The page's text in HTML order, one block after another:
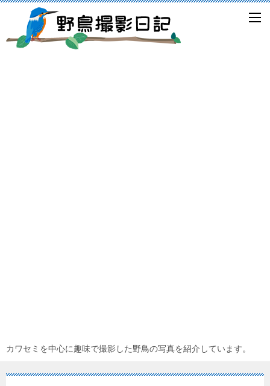
カワセミを中心に趣味で撮影した野鳥の写真を紹介しています。